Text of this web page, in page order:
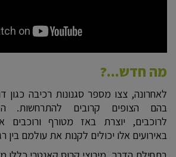
מה חדש...?
לאחרונה, צצו מספר סגנונות רכיבה כגון
בהם הצופים קרובים להתרחשות.
לרוכבים, יוצרת באז מטורף ורוכבים
באירועים אלו יכולים לקנות את עולמם בין